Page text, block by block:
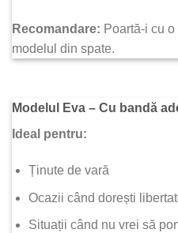
Recomandare: Poartă-i cu
modelul din spate.
Modelul Eva – Cu bandă
Ideal pentru:
Ținute de vară
Ocazii când dorești
Situații când nu vrei să